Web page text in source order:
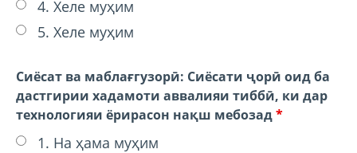
4. Хеле муҳим
5. Хеле муҳим
Сиёсат ва маблағгузорӣ: Сиёсати ҷорӣ оид ба
дастгирии хадамоти аввалияи тиббӣ, ки дар
технологияи ёрирасон нақш мебозад*
1. На ҳама муҳим